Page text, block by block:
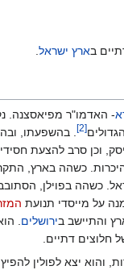
בארץ ישראל.
- האדמו"ר מפיאסצנה.
הגדולים[
2
]. בהשפעתו,
וכן סרב להצעת
כשהה בארץ,
כשהה בפוילן,
על מייסדי תנועת
והתיישב בירושלים.
חלוצים דתיים.
והוא יצא לפולין